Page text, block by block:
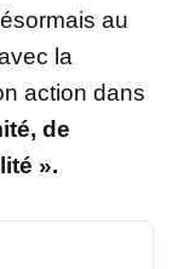
au
la
action dans
de
».